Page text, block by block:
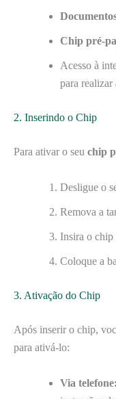
Chip pré-
Acesso à
para realizar
2. Inserindo o Chip
Para ativar o seu chip
Desligue o
Remova a
Insira o chip
Coloque a
3. Ativação do Chip
Após inserir o chip,
para ativá-lo:
Via telefone: